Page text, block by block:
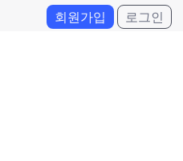
회원가입 로그인